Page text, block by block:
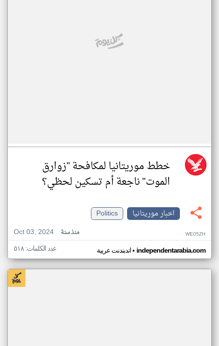
خطط موريتانيا لمكافحة "زوارق
الموت" ناجعة أم تسكين لحظي؟
اخبار موريتانيا
Politics
Oct 03, 2024
منذ سنة WE05ZH
اندبندنت عربية• independentarabia.com عدد الكلمات: ٥١٨